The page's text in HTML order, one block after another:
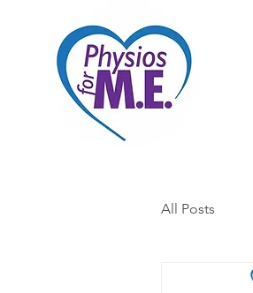
All Posts